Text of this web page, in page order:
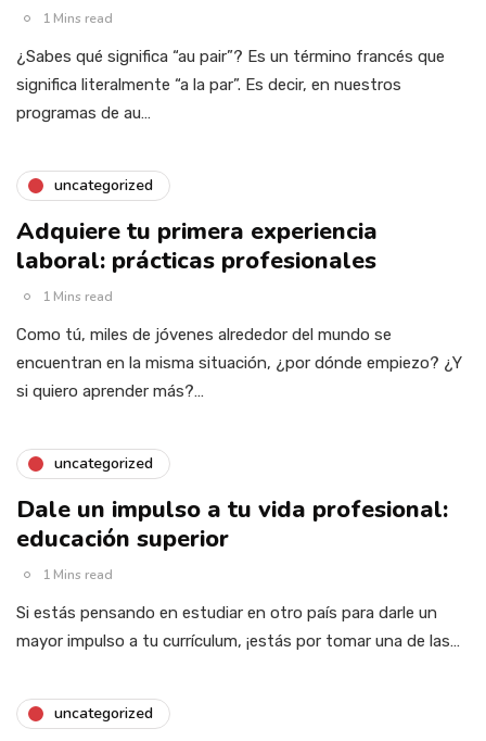
1 Mins read
¿Sabes qué significa “au pair”? Es un término francés que
significa literalmente “a la par”. Es decir, en nuestros
programas de au…
uncategorized
Adquiere tu primera experiencia
laboral: prácticas profesionales
1 Mins read
Como tú, miles de jóvenes alrededor del mundo se
encuentran en la misma situación, ¿por dónde empiezo? ¿Y
si quiero aprender más?…
uncategorized
Dale un impulso a tu vida profesional:
educación superior
1 Mins read
Si estás pensando en estudiar en otro país para darle un
mayor impulso a tu currículum, ¡estás por tomar una de las…
uncategorized